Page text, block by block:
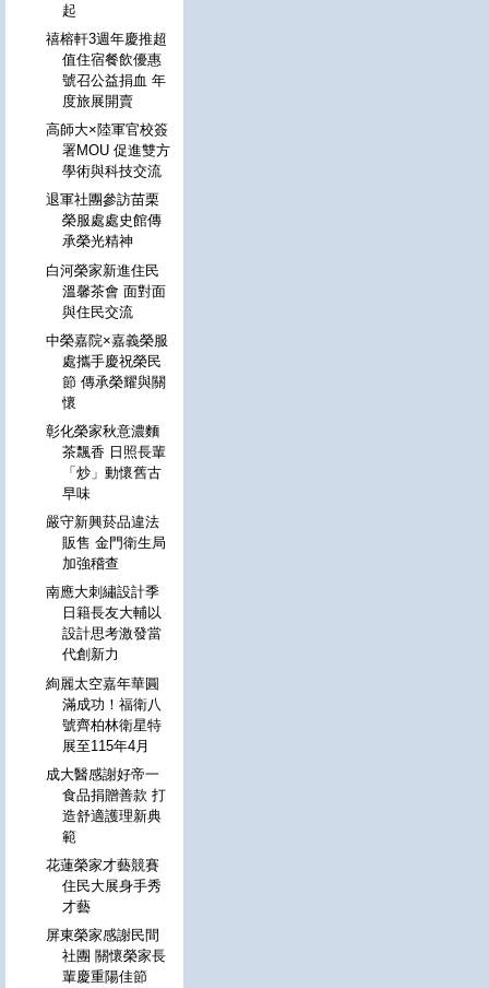
起
禧榕軒3週年慶推超
值住宿餐飲優惠
號召公益捐血 年
度旅展開賣
高師大×陸軍官校簽
署MOU 促進雙方
學術與科技交流
退軍社團參訪苗栗
榮服處處史館傳
承榮光精神
白河榮家新進住民
溫馨茶會 面對面
與住民交流
中榮嘉院×嘉義榮服
處攜手慶祝榮民
節 傳承榮耀與關
懷
彰化榮家秋意濃麵
茶飄香 日照長輩
「炒」動懷舊古
早味
嚴守新興菸品違法
販售 金門衛生局
加強稽查
南應大刺繡設計季
日籍長友大輔以
設計思考激發當
代創新力
絢麗太空嘉年華圓
滿成功！福衛八
號齊柏林衛星特
展至115年4月
成大醫感謝好帝一
食品捐贈善款 打
造舒適護理新典
範
花蓮榮家才藝競賽
住民大展身手秀
才藝
屏東榮家感謝民間
社團 關懷榮家長
輩慶重陽佳節